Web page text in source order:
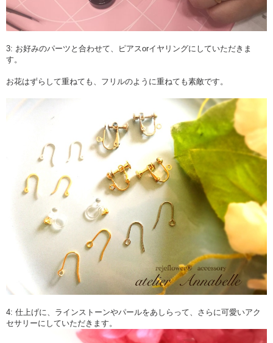
3: お好みのパーツと合わせて、ピアスorイヤリングにしていただきま
す。
お花はずらして重ねても、フリルのように重ねても素敵です。
4: 仕上げに、ラインストーンやパールをあしらって、さらに可愛いアク
セサリーにしていただきます。